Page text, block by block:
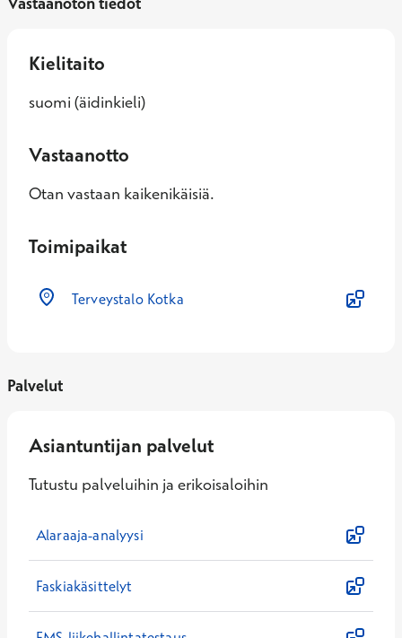
Kielitaito
suomi (äidinkieli)
Vastaanotto
Otan vastaan kaikenikäisiä.
Toimipaikat
Terveystalo Kotka
Palvelut
Asiantuntijan palvelut
Tutustu palveluihin ja erikoisaloihin
Alaraaja-analyysi
Faskiakäsittelyt